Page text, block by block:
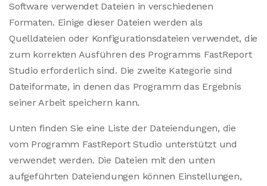
Software verwendet Dateien in verschiedenen
Formaten. Einige dieser Dateien werden als
Quelldateien oder Konfigurationsdateien verwendet, die
zum korrekten Ausführen des Programms FastReport
Studio erforderlich sind. Die zweite Kategorie sind
Dateiformate, in denen das Programm das Ergebnis
seiner Arbeit speichern kann.
Unten finden Sie eine Liste der Dateiendungen, die
vom Programm FastReport Studio unterstützt und
verwendet werden. Die Dateien mit den unten
aufgeführten Dateiendungen können Einstellungen,